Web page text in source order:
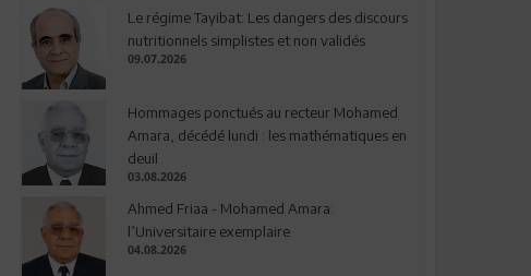
Le régime Tayibat: Les dangers des discours
nutritionnels simplistes et non validés
09.07.2026
Hommages ponctués au recteur Mohamed
Amara, décédé lundi : les mathématiques en
deuil
03.08.2026
Ahmed Friaa - Mohamed Amara:
l’Universitaire exemplaire
04.08.2026